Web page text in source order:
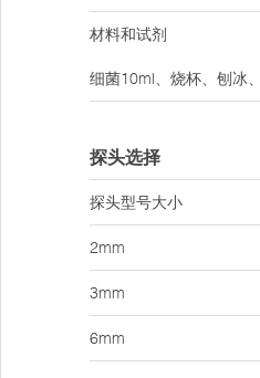
材料和试剂
细菌10ml、烧杯、刨冰
探头选择
探头型号大小
2mm
3mm
6mm